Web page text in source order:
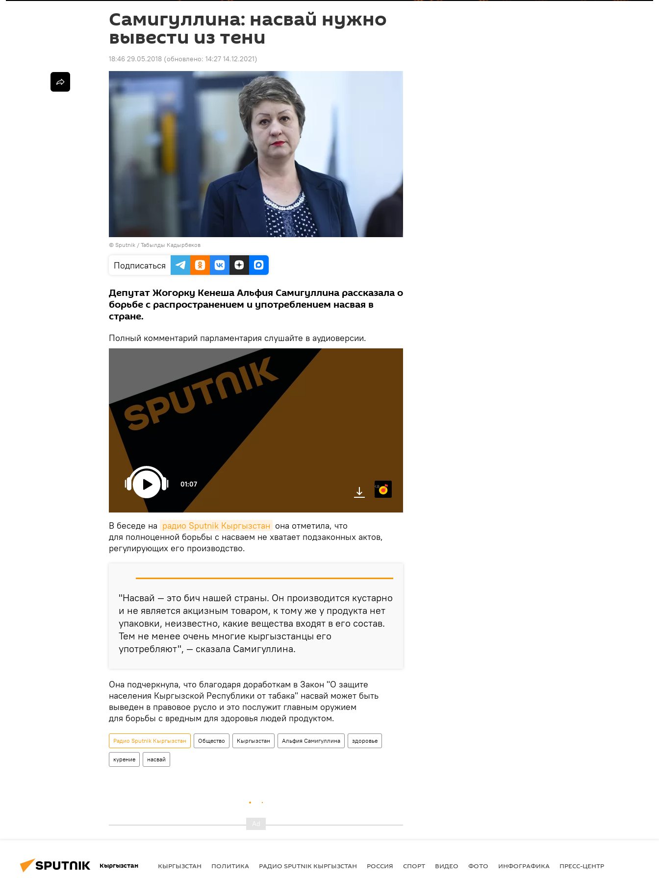
Самигуллина: насвай нужно
вывести из тени
18:46 29.05.2018 (обновлено: 14:27 14.12.2021)
© Sputnik / Табылды Кадырбеков
Подписаться
Депутат Жогорку Кенеша Альфия Самигуллина рассказала о
борьбе с распространением и употреблением насвая в
стране.
Полный комментарий парламентария слушайте в аудиоверсии.
01:07 Яндекс.Музыка
В беседе на радио Sputnik Кыргызстан она отметила, что
для полноценной борьбы с насваем не хватает подзаконных актов,
регулирующих его производство.
"Насвай — это бич нашей страны. Он производится кустарно
и не является акцизным товаром, к тому же у продукта нет
упаковки, неизвестно, какие вещества входят в его состав.
Тем не менее очень многие кыргызстанцы его
употребляют", — сказала Самигуллина.
Она подчеркнула, что благодаря доработкам в Закон "О защите
населения Кыргызской Республики от табака" насвай может быть
выведен в правовое русло и это послужит главным оружием
для борьбы с вредным для здоровья людей продуктом.
Радио Sputnik Кыргызстан Общество Кыргызстан Альфия Самигуллина здоровье
курение насвай
Кыргызстан КЫРГЫЗСТАН ПОЛИТИКА РАДИО SPUTNIK КЫРГЫЗСТАН РОССИЯ СПОРТ ВИДЕО ФОТО ИНФОГРАФИКА ПРЕСС-ЦЕНТР